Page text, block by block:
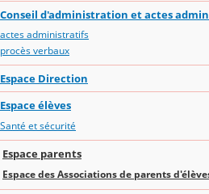
Conseil d'administration et actes
actes administratifs
procès verbaux
Espace Direction
Espace élèves
Santé et sécurité
Espace parents
Espace des Associations de parents